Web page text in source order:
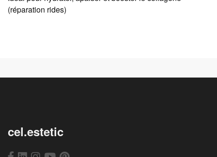
(réparation rides)
cel.estetic